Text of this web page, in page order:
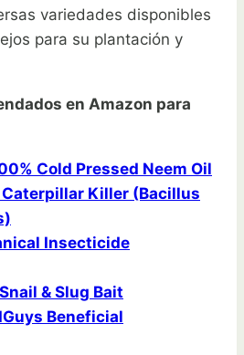
variedades disponibles
para su plantación y
en Amazon para
Cold Pressed Neem Oil
Caterpillar Killer (Bacillus
Insecticide
& Slug Bait
Beneficial